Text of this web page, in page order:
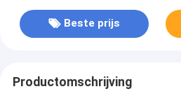
Beste prijs
Productomschrijving